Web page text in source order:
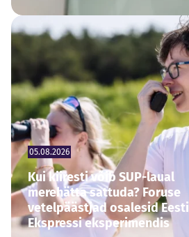
05.08.2026
Kui kiiresti võib SUP-laual
merehätta sattuda? Foruse
vetelpäästjad osalesid Eesti
Ekspressi eksperimendis